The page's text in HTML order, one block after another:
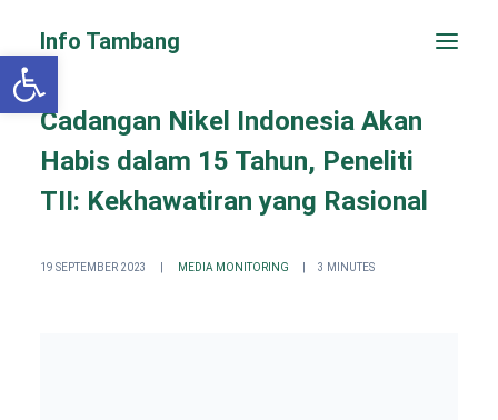
Info Tambang
Cadangan Nikel Indonesia Akan
Habis dalam 15 Tahun, Peneliti
TII: Kekhawatiran yang Rasional
19 SEPTEMBER 2023 MEDIA MONITORING 3 MINUTES
Open toolbar